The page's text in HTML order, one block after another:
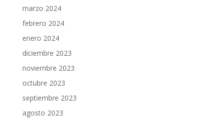
marzo 2024
febrero 2024
enero 2024
diciembre 2023
noviembre 2023
octubre 2023
septiembre 2023
agosto 2023